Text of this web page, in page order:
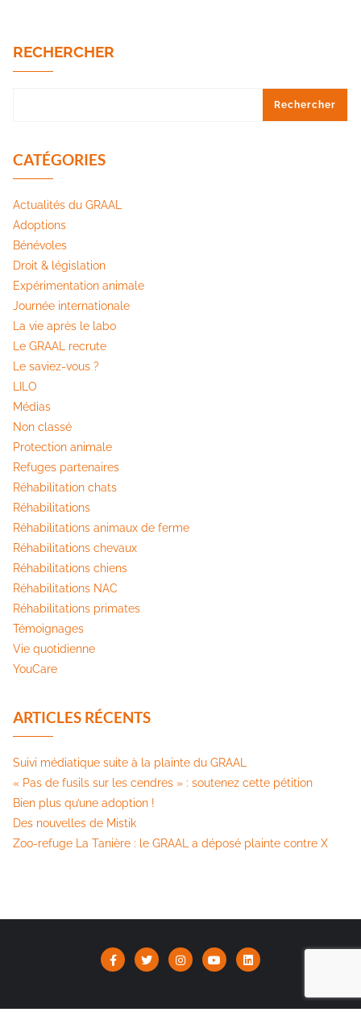
RECHERCHER
Rechercher
CATÉGORIES
Actualités du GRAAL
Adoptions
Bénévoles
Droit & législation
Expérimentation animale
Journée internationale
La vie après le labo
Le GRAAL recrute
Le saviez-vous ?
LILO
Médias
Non classé
Protection animale
Refuges partenaires
Réhabilitation chats
Réhabilitations
Réhabilitations animaux de ferme
Réhabilitations chevaux
Réhabilitations chiens
Réhabilitations NAC
Réhabilitations primates
Témoignages
Vie quotidienne
YouCare
ARTICLES RÉCENTS
Suivi médiatique suite à la plainte du GRAAL
« Pas de fusils sur les cendres » : soutenez cette pétition​
Bien plus qu’une adoption !
Des nouvelles de Mistik
Zoo-refuge La Tanière : le GRAAL a déposé plainte contre X